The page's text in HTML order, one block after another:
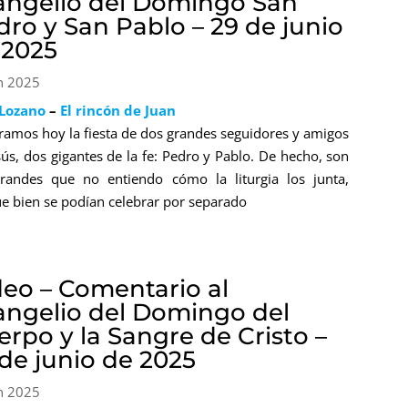
y San Pablo – 29 de junio
2025
– El rincón de Juan
hoy la fiesta de dos grandes seguidores y amigos
dos gigantes de la fe: Pedro y Pablo. De hecho, son
que no entiendo cómo la liturgia los junta,
bien se podían celebrar por separado
– Comentario al
del Domingo del
y la Sangre de Cristo –
junio de 2025
2025